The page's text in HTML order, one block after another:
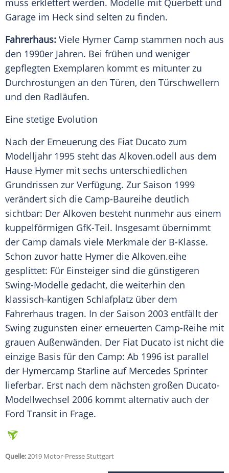
muss erklettert werden. Modelle mit Querbett und
Garage im Heck sind selten zu finden.
Fahrerhaus: Viele Hymer Camp stammen noch aus
den 1990er Jahren. Bei frühen und weniger
gepflegten Exemplaren kommt es mitunter zu
Durchrostungen an den Türen, den Türschwellern
und den Radläufen.
Eine stetige Evolution
Nach der Erneuerung des Fiat Ducato zum
Modelljahr 1995 steht das Alkoven.odell aus dem
Hause Hymer mit sechs unterschiedlichen
Grundrissen zur Verfügung. Zur Saison 1999
verändert sich die Camp-Baureihe deutlich
sichtbar: Der Alkoven besteht nunmehr aus einem
kuppelförmigen GfK-Teil. Insgesamt übernimmt
der Camp damals viele Merkmale der B-Klasse.
Schon zuvor hatte Hymer die Alkoven.eihe
gesplittet: Für Einsteiger sind die günstigeren
Swing-Modelle gedacht, die weiterhin den
klassisch-kantigen Schlafplatz über dem
Fahrerhaus tragen. In der Saison 2003 entfällt der
Swing zugunsten einer erneuerten Camp-Reihe mit
grauen Außenwänden. Der Fiat Ducato ist nicht die
einzige Basis für den Camp: Ab 1996 ist parallel
der Hymercamp Starline auf Mercedes Sprinter
lieferbar. Erst nach dem nächsten großen Ducato-
Modellwechsel 2006 kommt alternativ auch der
Ford Transit in Frage.
Quelle:2019 Motor-Presse Stuttgart